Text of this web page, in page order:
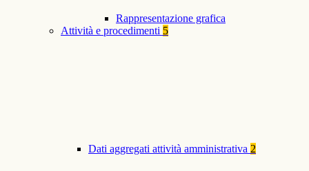
Rappresentazione grafica
Attività e procedimenti 5
Dati aggregati attività amministrativa 2